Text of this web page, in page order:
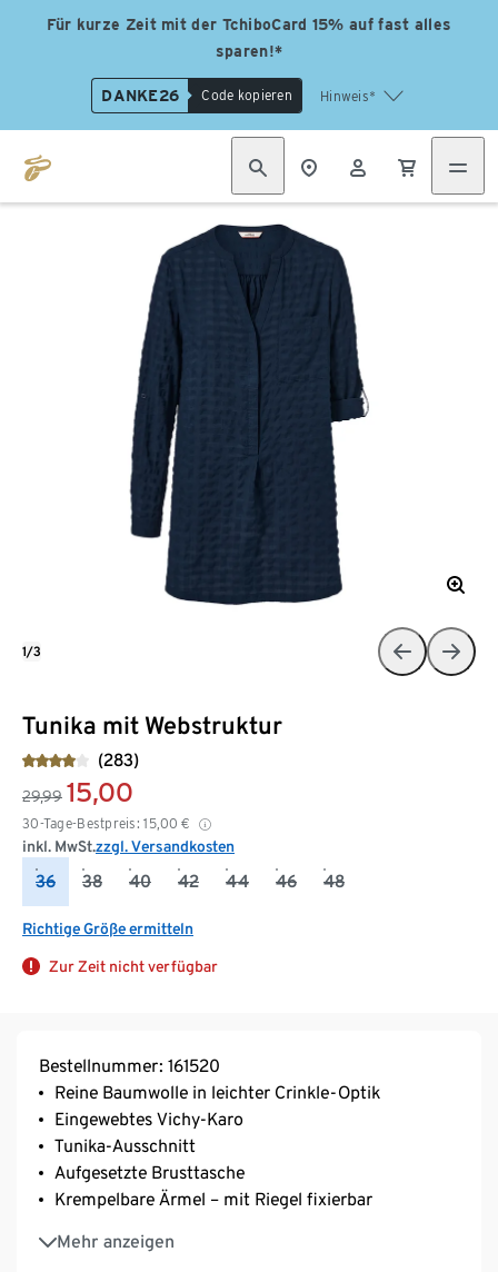
Für kurze Zeit mit der TchiboCard 15% auf fast alles
sparen!*
DANKE26 Code kopieren Hinweis*
Tunika mit Webstruktur
(283)
29,99 15,00
30-Tage-Bestpreis: 15,00 €
inkl. MwSt.zzgl. Versandkosten
36 38 40 42 44 46 48
Richtige Größe ermitteln
Zur Zeit nicht verfügbar
1/3
Bestellnummer: 161520
Reine Baumwolle in leichter Crinkle-Optik
Eingewebtes Vichy-Karo
Tunika-Ausschnitt
Aufgesetzte Brusttasche
Krempelbare Ärmel – mit Riegel fixierbar
Mehr anzeigen
Abgerundeter Saum mit leicht verlängerter
Rückenpartie